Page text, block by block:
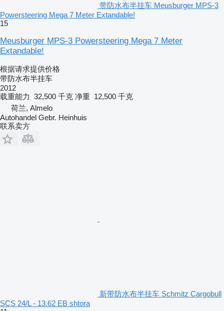
带防水布半挂车 Meusburger MPS-3
Powersteering Mega 7 Meter Extandable!
15
Meusburger MPS-3 Powersteering Mega 7 Meter
Extandable!
根据请求提供价格
带防水布半挂车
2012
载重能力 32,500 千克 净重 12,500 千克
荷兰, Almelo
Autohandel Gebr. Heinhuis
联系卖方
新带防水布半挂车 Schmitz Cargobull
SCS 24/L - 13.62 EB shtora